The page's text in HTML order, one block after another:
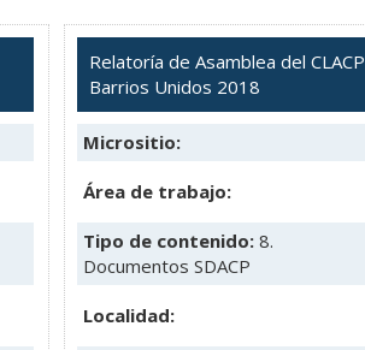
Relatoría de Asamblea del CLACP
Barrios Unidos 2018
Micrositio:
Área de trabajo:
Tipo de contenido: 8.
Documentos SDACP
Localidad: